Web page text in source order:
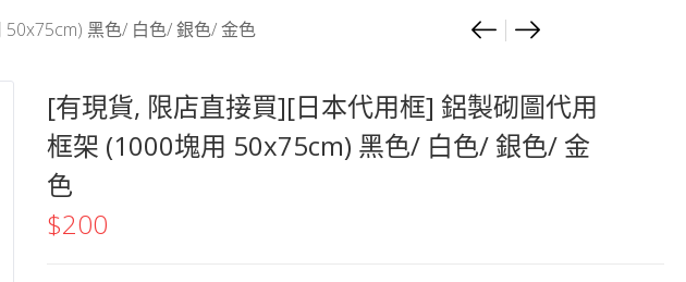
黑色/ 白色/ 銀色/ 金色
Product
[自
設
計]
WCF
1000
砌
圖
兩
[有現貨, 限店直接買][日本代用框] 鋁製砌圖代用
框架 (1000塊用 50x75cm) 黑色/ 白色/ 銀色/ 金
色
$200